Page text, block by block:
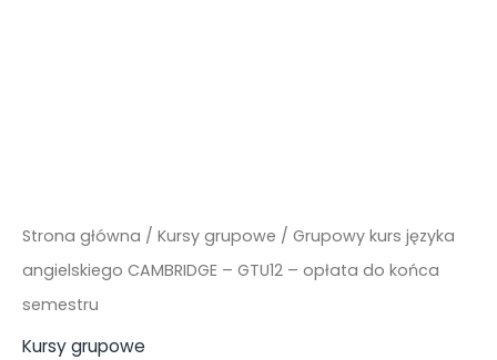
Strona główna / Kursy grupowe / Grupowy kurs języka
angielskiego CAMBRIDGE – GTU12 – opłata do końca
semestru
Kursy grupowe
semestru